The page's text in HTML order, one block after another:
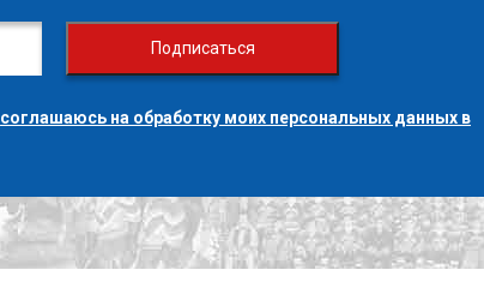
Подписаться
соглашаюсь на обработку моих персональных данных в